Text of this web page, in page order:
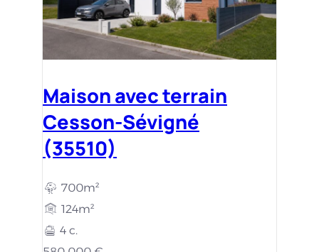
Maison avec terrain
Cesson-Sévigné
(35510)
700m²
124m²
4 c.